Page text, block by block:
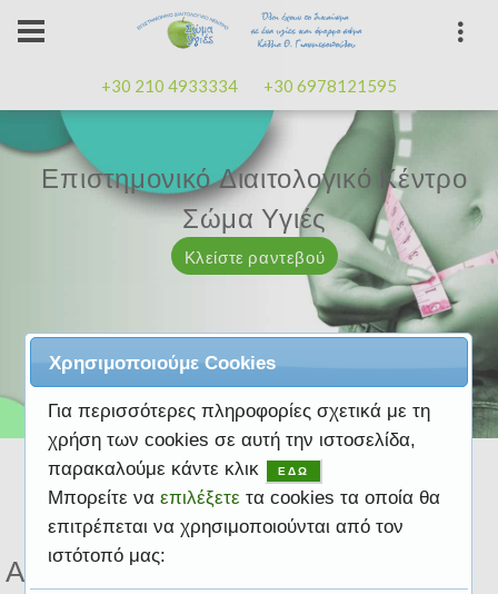
+30 210 4933334 +30 6978121595
Επαγγελματισμός, εμπειρίακαλή
διάθεση
Κλείστε ραντεβού
Επιστημονικό Διαιτολογικό Κέντρο
Σώμα Υγιές
Κλείστε ραντεβού
Μαζί μας μπορείτε
Κλείστε ραντεβού
Επαγγελματισμός, εμπειρίακαλή
διάθεση
Κλείστε ραντεβού
Επιστημονικό Διαιτολογικό Κέντρο
Σώμα Υγιές
Κλείστε ραντεβού
Αποτελέσματα για ετικέτα
Χρησιμοποιούμε Cookies
Για περισσότερες πληροφορίες σχετικά με τη
χρήση των cookies σε αυτή την ιστοσελίδα,
παρακαλούμε κάντε κλικ
ΕΔΩ
Μπορείτε να επιλέξετε τα cookies τα οποία θα
επιτρέπεται να χρησιμοποιούνται από τον
ιστότοπό μας: